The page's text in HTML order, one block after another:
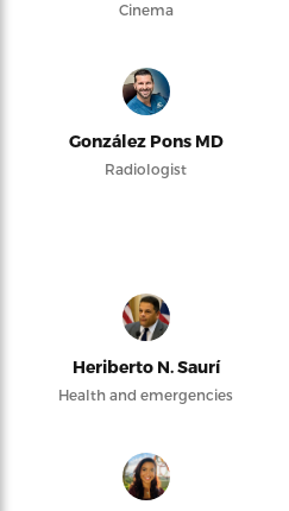
Cinema
González Pons MD
Radiologist
Heriberto N. Saurí
Health and emergencies